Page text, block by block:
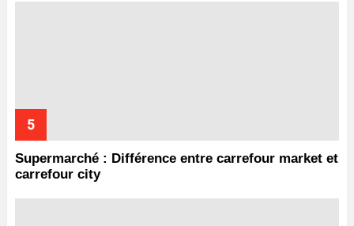
Supermarché : Différence entre carrefour market et
carrefour city